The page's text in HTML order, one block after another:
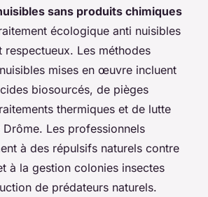
sans produits chimiques
écologique anti nuisibles
respectueux. Les méthodes
mises en œuvre incluent
biosourcés, de pièges
thermiques et de lutte
Les professionnels
à des répulsifs naturels contre
à la gestion colonies insectes
de prédateurs naturels.